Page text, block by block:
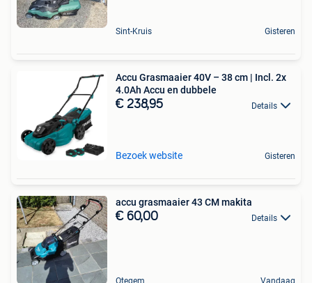
Sint-Kruis Gisteren
Accu Grasmaaier 40V – 38 cm | Incl. 2x
4.0Ah Accu en dubbele
€ 238,95 Details
Bezoek website Gisteren
accu grasmaaier 43 CM makita
€ 60,00 Details